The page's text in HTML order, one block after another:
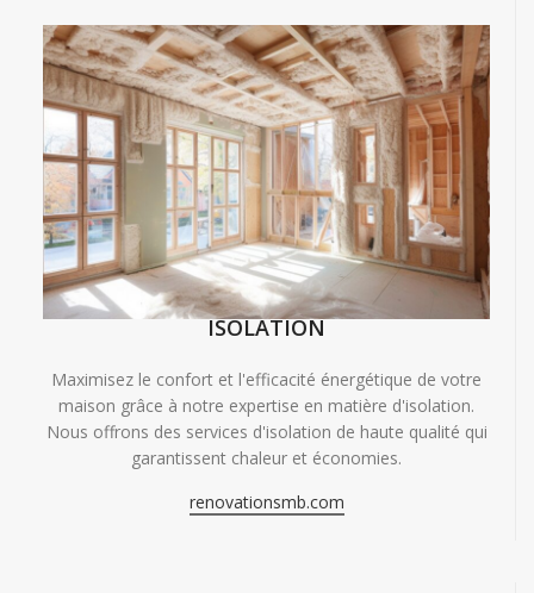
ISOLATION
Maximisez le confort et l'efficacité énergétique de votre
maison grâce à notre expertise en matière d'isolation.
Nous offrons des services d'isolation de haute qualité qui
garantissent chaleur et économies.
renovationsmb.com